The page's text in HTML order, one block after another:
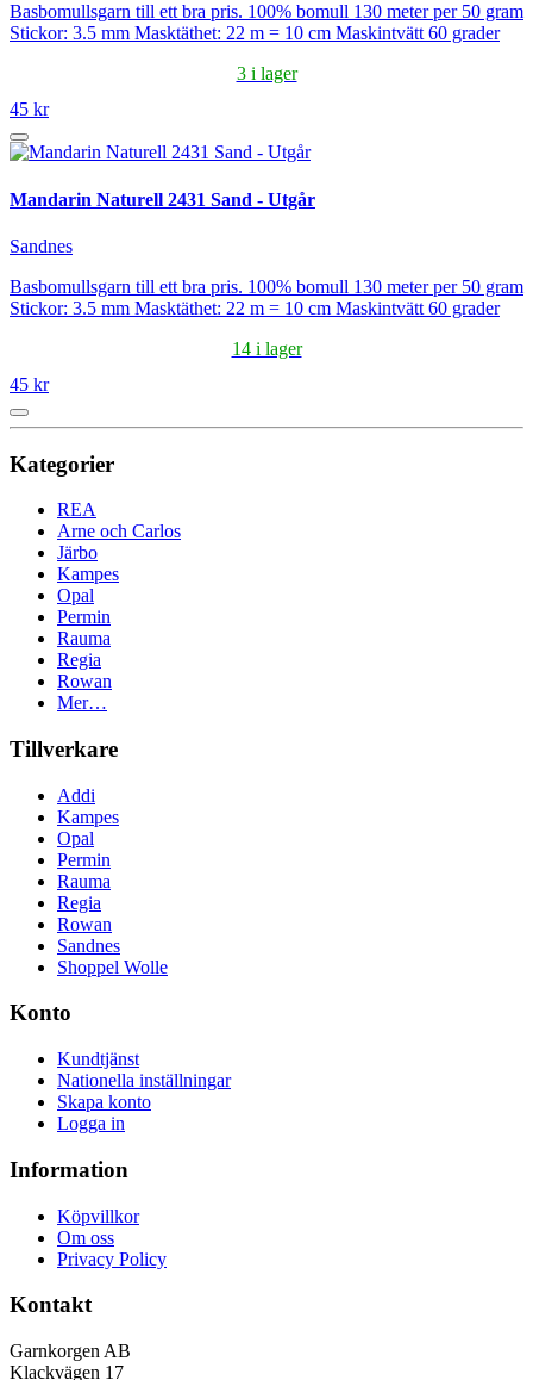
Basbomullsgarn till ett bra pris. 100% bomull 130 meter per 50 gram
Stickor: 3.5 mm Masktäthet: 22 m = 10 cm Maskintvätt 60 grader
3 i lager
45 kr
Mandarin Naturell 2431 Sand - Utgår
Sandnes
Basbomullsgarn till ett bra pris. 100% bomull 130 meter per 50 gram
Stickor: 3.5 mm Masktäthet: 22 m = 10 cm Maskintvätt 60 grader
14 i lager
45 kr
Kategorier
REA
Arne och Carlos
Järbo
Kampes
Opal
Permin
Rauma
Regia
Rowan
Mer…
Tillverkare
Addi
Kampes
Opal
Permin
Rauma
Regia
Rowan
Sandnes
Shoppel Wolle
Konto
Kundtjänst
Nationella inställningar
Skapa konto
Logga in
Information
Köpvillkor
Om oss
Privacy Policy
Kontakt
Garnkorgen AB
Klackvägen 17